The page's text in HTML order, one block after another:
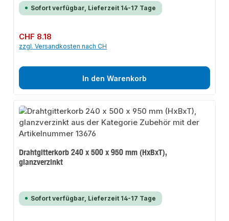
Sofort verfügbar, Lieferzeit 14-17 Tage
Regulärer Preis:
CHF 8.18
zzgl. Versandkosten nach CH
In den Warenkorb
Drahtgitterkorb 240 x 500 x 950 mm (HxBxT),
glanzverzinkt
Sofort verfügbar, Lieferzeit 14-17 Tage